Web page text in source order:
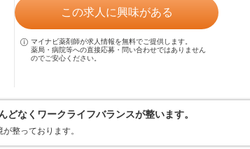
この求人に興味がある
マイナビ薬剤師が求人情報を無料でご提供します。
薬局・病院等への直接応募・問い合わせではありません
のでご安心ください。
なくワークライフバランスが整います。
整っております。